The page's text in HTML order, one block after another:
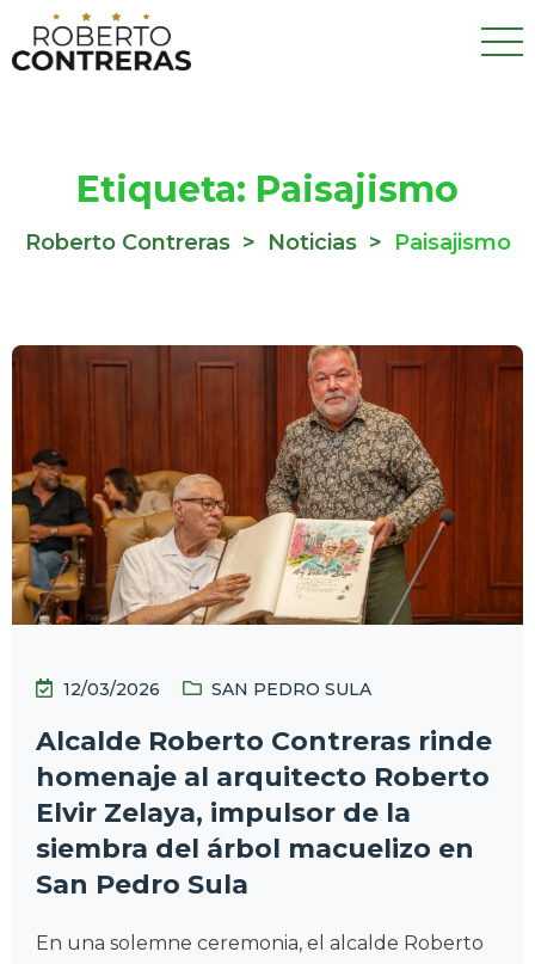
Etiqueta: Paisajismo
Roberto Contreras > Noticias > Paisajismo
12/03/2026 SAN PEDRO SULA
Alcalde Roberto Contreras rinde
homenaje al arquitecto Roberto
Elvir Zelaya, impulsor de la
siembra del árbol macuelizo en
San Pedro Sula
En una solemne ceremonia, el alcalde Roberto